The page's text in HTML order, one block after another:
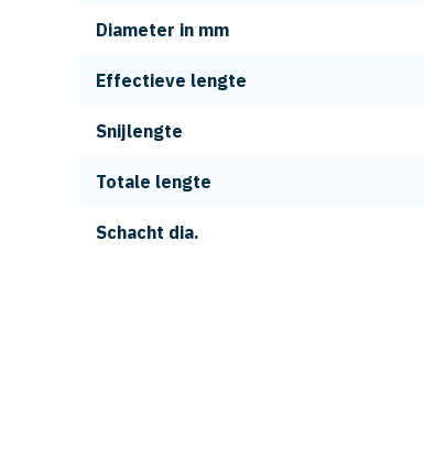
Diameter in mm
Effectieve lengte
Snijlengte
Totale lengte
Schacht dia.